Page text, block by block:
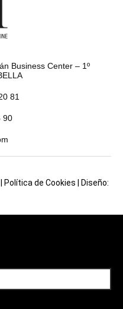
Business Center – 1º
81
90
Política de Cookies
Diseño: